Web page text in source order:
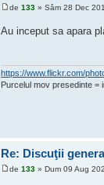
de133 » Sâm 28 Dec
Au inceput sa apara
https://www.flickr.com/
Purcelul mov presedinte =
Re: Discuţii
de133 » Dum 09 Aug